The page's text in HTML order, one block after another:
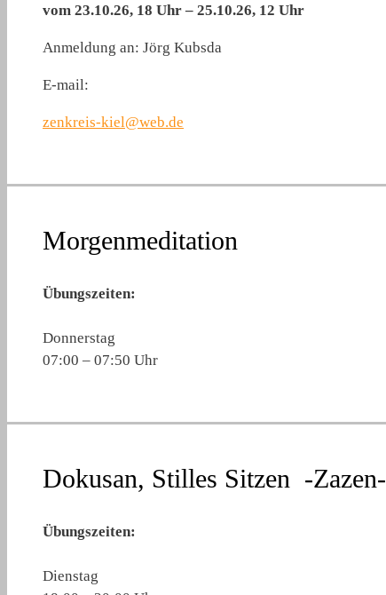
vom 23.10.26, 18 Uhr – 25.10.26, 12 Uhr
Anmeldung an: Jörg Kubsda
E-mail:
zenkreis-kiel@web.de
Morgenmeditation
Übungszeiten:
Donnerstag
07:00 – 07:50 Uhr
Dokusan, Stilles Sitzen -Zazen-
Übungszeiten:
Dienstag